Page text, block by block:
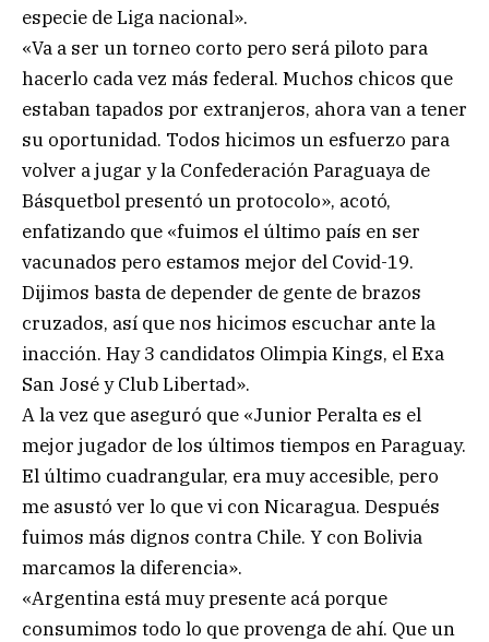
especie de Liga nacional».
«Va a ser un torneo corto pero será piloto para
hacerlo cada vez más federal. Muchos chicos que
estaban tapados por extranjeros, ahora van a tener
su oportunidad. Todos hicimos un esfuerzo para
volver a jugar y la Confederación Paraguaya de
Básquetbol presentó un protocolo», acotó,
enfatizando que «fuimos el último país en ser
vacunados pero estamos mejor del Covid-19.
Dijimos basta de depender de gente de brazos
cruzados, así que nos hicimos escuchar ante la
inacción. Hay 3 candidatos Olimpia Kings, el Exa
San José y Club Libertad».
A la vez que aseguró que «Junior Peralta es el
mejor jugador de los últimos tiempos en Paraguay.
El último cuadrangular, era muy accesible, pero
me asustó ver lo que vi con Nicaragua. Después
fuimos más dignos contra Chile. Y con Bolivia
marcamos la diferencia».
«Argentina está muy presente acá porque
consumimos todo lo que provenga de ahí. Que un